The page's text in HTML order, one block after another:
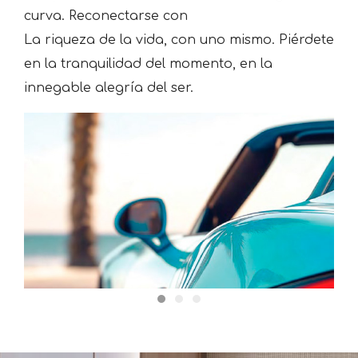
curva. Reconectarse con
La riqueza de la vida, con uno mismo. Piérdete
en la tranquilidad del momento, en la
innegable alegría del ser.